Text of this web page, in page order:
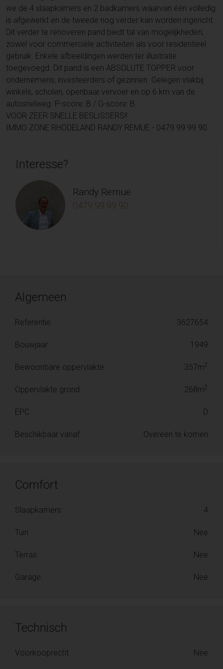
we de 4 slaapkamers en 2 badkamers waarvan één volledig
is afgewerkt en de tweede nog verder kan worden ingericht.
Dit verder te renoveren pand biedt tal van mogelijkheden,
zowel voor commerciële activiteiten als voor residentieel
gebruik. Enkele afbeeldingen werden ter illustratie
toegevoegd. Dit pand is een ABSOLUTE TOPPER voor
ondernemens, investeerders of gezinnen. Gelegen vlakbij
winkels, scholen, openbaar vervoer en op 6 km van de
autosnelweg. P-score: B / G-score: B.
VOOR ZEER SNELLE BESLISSERS!!
IMMO ZONE RHODELAND RANDY REMUE - 0479 99 99 90
Interesse?
Randy Remue
0479 99 99 90
Algemeen
Referentie 3627654
Bouwjaar 1949
Bewoonbare oppervlakte 357m2
Oppervlakte grond 268m2
EPC D
Beschikbaar vanaf Overeen te komen
Comfort
Slaapkamers 4
Tuin Nee
Terras Nee
Garage Nee
Technisch
Voorkooprecht Nee